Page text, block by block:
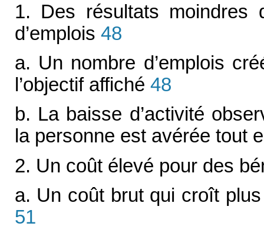
1. Des résultats moindres
d’emplois 48
a. Un nombre d’emplois
l’objectif affiché 48
b. La baisse d’activité
la personne est avérée tout
2. Un coût élevé pour des
a. Un coût brut qui croît
51